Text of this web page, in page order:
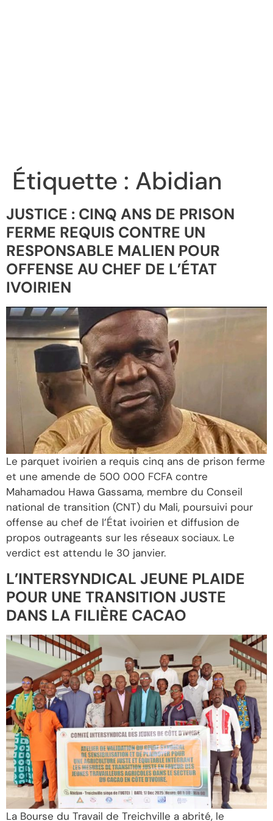
Étiquette : Abidian
JUSTICE : CINQ ANS DE PRISON
FERME REQUIS CONTRE UN
RESPONSABLE MALIEN POUR
OFFENSE AU CHEF DE L’ÉTAT
IVOIRIEN
Le parquet ivoirien a requis cinq ans de prison ferme
et une amende de 500 000 FCFA contre
Mahamadou Hawa Gassama, membre du Conseil
national de transition (CNT) du Mali, poursuivi pour
offense au chef de l’État ivoirien et diffusion de
propos outrageants sur les réseaux sociaux. Le
verdict est attendu le 30 janvier.
L’INTERSYNDICAL JEUNE PLAIDE
POUR UNE TRANSITION JUSTE
DANS LA FILIÈRE CACAO
La Bourse du Travail de Treichville a abrité, le